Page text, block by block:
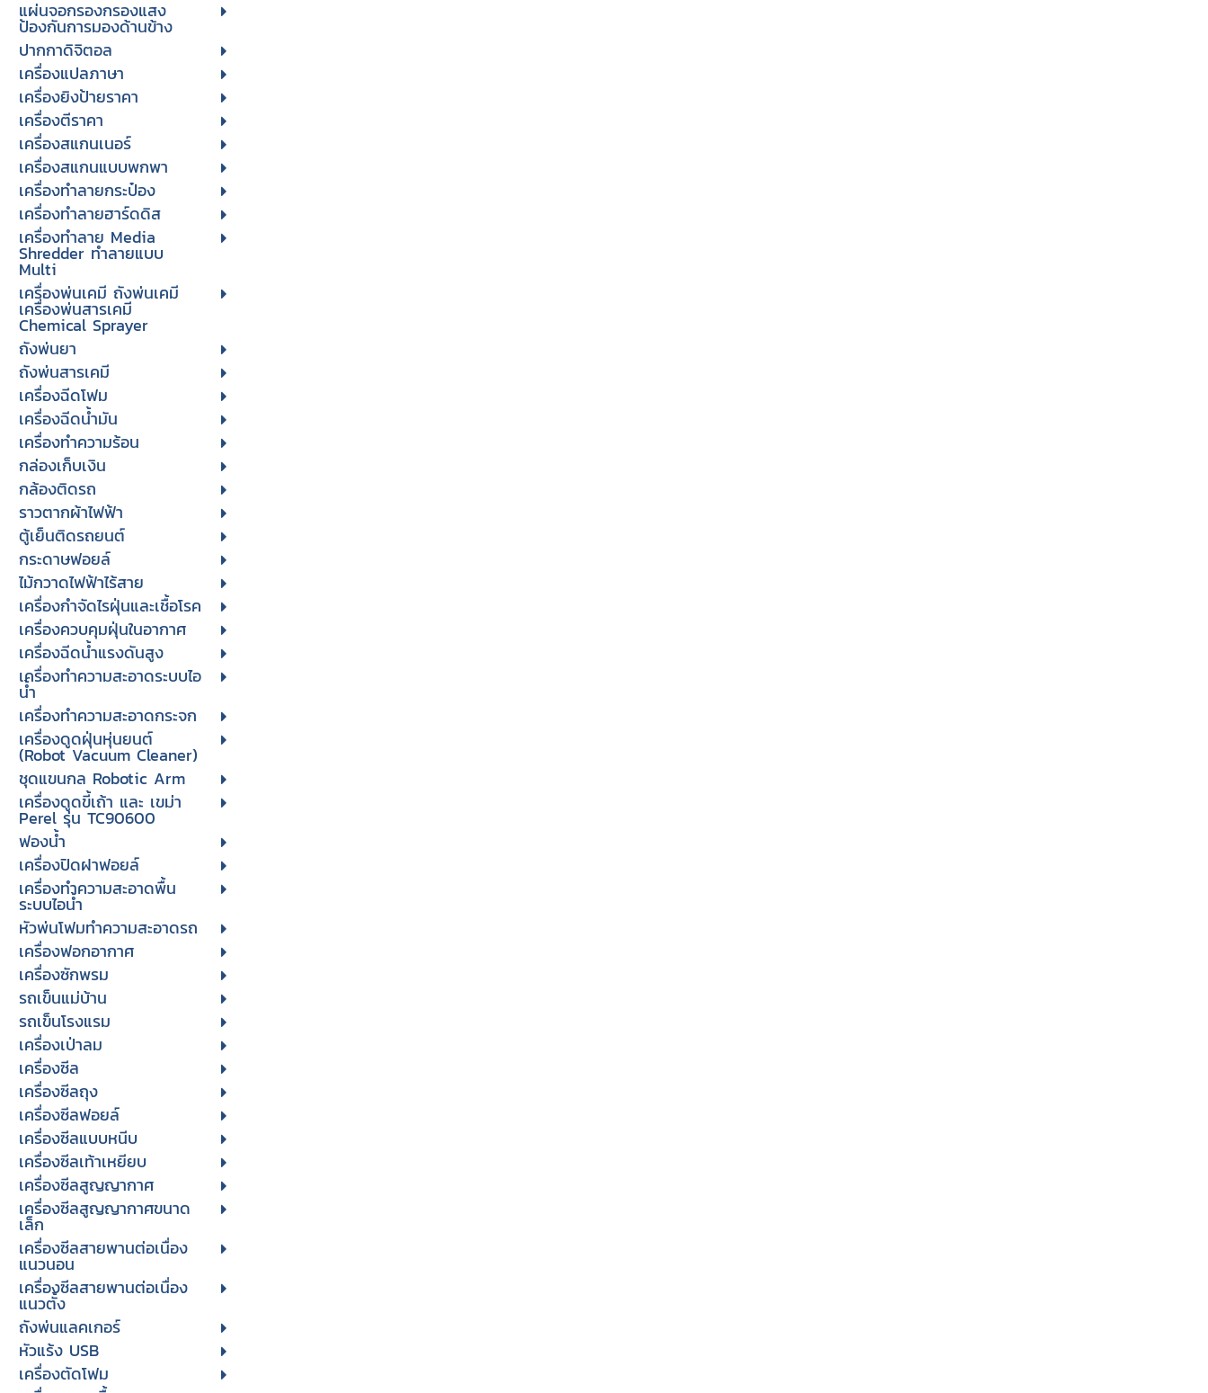
แผ่นจอกรองกรองแสง
ป้องกันการมองด้านข้าง
ปากกาดิจิตอล
เครื่องแปลภาษา
เครื่องยิงป้ายราคา
เครื่องตีราคา
เครื่องสแกนเนอร์
เครื่องสแกนแบบพกพา
เครื่องทำลายกระป๋อง
เครื่องทำลายฮาร์ดดิส
เครื่องทำลาย Media
Shredder ทำลายแบบ
Multi
เครื่องพ่นเคมี ถังพ่นเคมี
เครื่องพ่นสารเคมี
Chemical Sprayer
ถังพ่นยา
ถังพ่นสารเคมี
เครื่องฉีดโฟม
เครื่องฉีดน้ำมัน
เครื่องทำความร้อน
กล่องเก็บเงิน
กล้องติดรถ
ราวตากผ้าไฟฟ้า
ตู้เย็นติดรถยนต์
กระดาษฟอยล์
ไม้กวาดไฟฟ้าไร้สาย
เครื่องกำจัดไรฝุ่นและเชื้อโรค
เครื่องควบคุมฝุ่นในอากาศ
เครื่องฉีดน้ำแรงดันสูง
เครื่องทำความสะอาดระบบไอ
น้ำ
เครื่องทำความสะอาดกระจก
เครื่องดูดฝุ่นหุ่นยนต์
(Robot Vacuum Cleaner)
ชุดแขนกล Robotic Arm
เครื่องดูดขี้เถ้า และ เขม่า
Perel รุ่น TC90600
ฟองน้ำ
เครื่องปิดฝาฟอยล์
เครื่องทำความสะอาดพื้น
ระบบไอน้ำ
หัวพ่นโฟมทำความสะอาดรถ
เครื่องฟอกอากาศ
เครื่องซักพรม
รถเข็นแม่บ้าน
รถเข็นโรงแรม
เครื่องเป่าลม
เครื่องซีล
เครื่องซีลถุง
เครื่องซีลฟอยล์
เครื่องซีลแบบหนีบ
เครื่องซีลเท้าเหยียบ
เครื่องซีลสูญญากาศ
เครื่องซีลสูญญากาศขนาด
เล็ก
เครื่องซีลสายพานต่อเนื่อง
แนวนอน
เครื่องซีลสายพานต่อเนื่อง
แนวตั้ง
ถังพ่นแลคเกอร์
หัวแร้ง USB
เครื่องตัดโฟม